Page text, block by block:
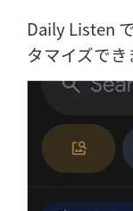
Daily Listen
タマイズでき